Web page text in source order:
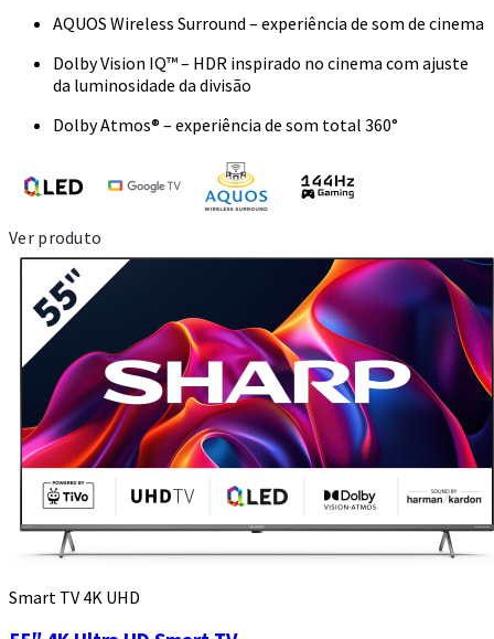
AQUOS Wireless Surround – experiência de som de cinema
Dolby Vision IQ™ – HDR inspirado no cinema com ajuste
da luminosidade da divisão
Dolby Atmos® – experiência de som total 360°
Ver produto
Smart TV 4K UHD